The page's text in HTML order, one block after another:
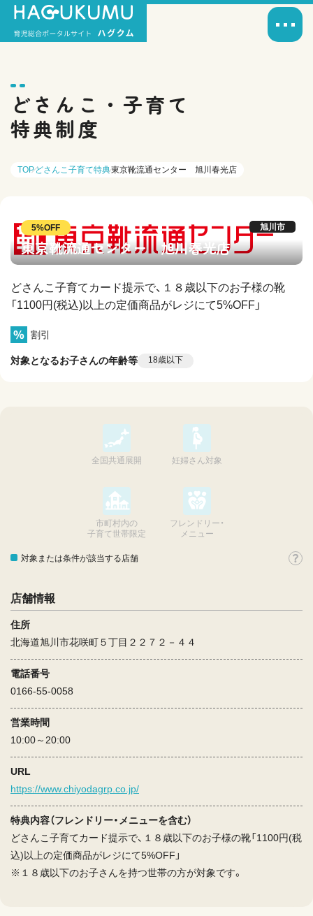
どさんこ・子育て
特典制度
TOPどさんこ子育て特典東京靴流通センター 旭川春光店
旭川市
5%OFF
東京靴流通センター 旭川春光店
どさんこ子育てカード提示で、１８歳以下のお子様の靴
「1100円(税込)以上の定価商品がレジにて5%OFF」
割引
対象となるお子さんの年齢等 18歳以下
全国共通展開 妊婦さん対象
市町村内の
子育て世帯限定
フレンドリー・
メニュー
対象または条件が該当する店舗
店舗情報
住所
北海道旭川市花咲町５丁目２２７２－４４
電話番号
0166-55-0058
営業時間
10:00～20:00
URL
https://www.chiyodagrp.co.jp/
特典内容（フレンドリー・メニューを含む）
どさんこ子育てカード提示で、１８歳以下のお子様の靴「1100円(税
込)以上の定価商品がレジにて5%OFF」
※１８歳以下のお子さんを持つ世帯の方が対象です。